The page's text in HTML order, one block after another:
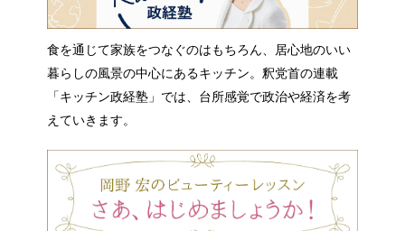
食を通じて家族をつなぐのはもちろん、居心地のいい
暮らしの風景の中心にあるキッチン。釈党首の連載
「キッチン政経塾」では、台所感覚で政治や経済を考
えていきます。